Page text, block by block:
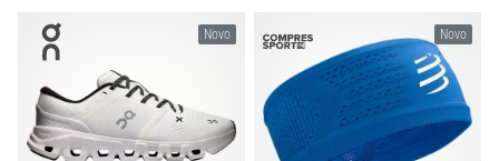
Novo Novo